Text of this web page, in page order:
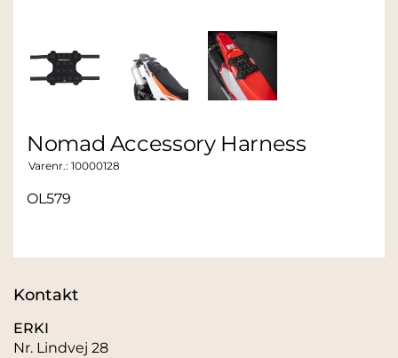
Nomad Accessory Harness
Varenr.: 10000128
OL579
Kontakt
ERKI
Nr. Lindvej 28